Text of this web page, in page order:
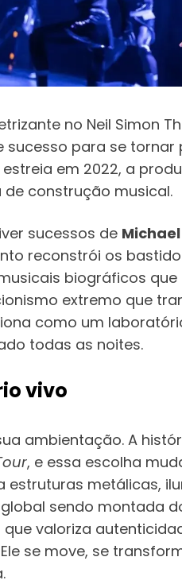
no Neil Simon
sucesso para se
em 2022, a
construção musical.
sucessos de
reconstrói os
biográficos
extremo que
como um
todas as noites.
vivo
ambientação. A
, e essa escolha
estruturas metálicas,
sendo montada
valoriza
se move, se